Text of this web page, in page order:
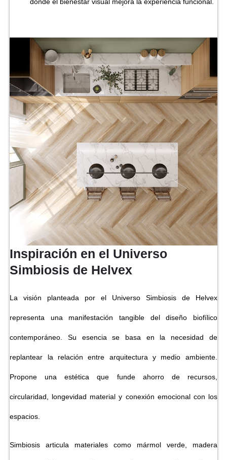
Inspiración en el Universo
Simbiosis de Helvex
La visión planteada por el Universo Simbiosis de Helvex
representa una manifestación tangible del diseño biofílico
contemporáneo. Su esencia se basa en la necesidad de
replantear la relación entre arquitectura y medio ambiente.
Propone una estética que funde ahorro de recursos,
circularidad, longevidad material y conexión emocional con los
espacios.
Simbiosis articula materiales como mármol verde, madera